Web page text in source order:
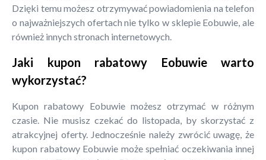
Dzięki temu możesz otrzymywać powiadomienia na telefon
o najważniejszych ofertach nie tylko w sklepie Eobuwie, ale
również innych stronach internetowych.
Jaki kupon rabatowy Eobuwie warto
wykorzystać?
Kupon rabatowy Eobuwie możesz otrzymać w różnym
czasie. Nie musisz czekać do listopada, by skorzystać z
atrakcyjnej oferty. Jednocześnie należy zwrócić uwagę, że
kupon rabatowy Eobuwie może spełniać oczekiwania innej